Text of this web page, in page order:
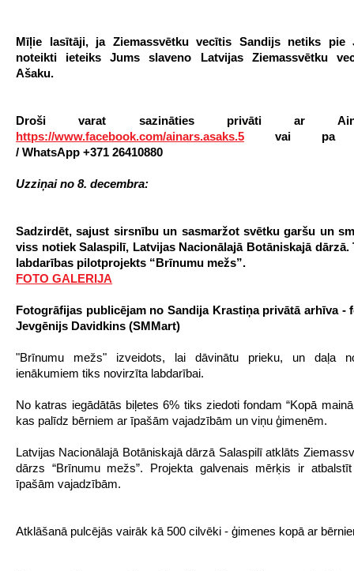
Mīļie lasītāji, ja Ziemassvētku vecītis Sandijs netiks pie
noteikti ieteiks Jums slaveno Latvijas Ziemassvētku
Ašaku.
Droši varat sazināties privāti ar
https://www.facebook.com/ainars.asaks.5 vai
/ WhatsApp +371 26410880
Uzziņai no 8. decembra:
Sadzirdēt, sajust sirsnību un sasmaržot svētku garšu un
viss notiek Salaspilī, Latvijas Nacionālajā Botāniskajā dārzā.
labdarības pilotprojekts “Brīnumu mežs”.
FOTO GALERIJA
Fotogrāfijas publicējam no Sandija Krastiņa privātā arhīva -
Jevgēnijs Davidkins (SMMart)
"Brīnumu mežs" izveidots, lai dāvinātu prieku, un daļa
ienākumiem tiks novirzīta labdarībai.
No katras iegādātās biļetes 6% tiks ziedoti fondam “Kopā
kas palīdz bērniem ar īpašām vajadzībām un viņu ģimenēm.
Latvijas Nacionālajā Botāniskajā dārzā Salaspilī atklāts
dārzs “Brīnumu mežs”. Projekta galvenais mērķis ir
īpašām vajadzībām.
Atklāšanā pulcējās vairāk kā 500 cilvēki - ģimenes kopā ar